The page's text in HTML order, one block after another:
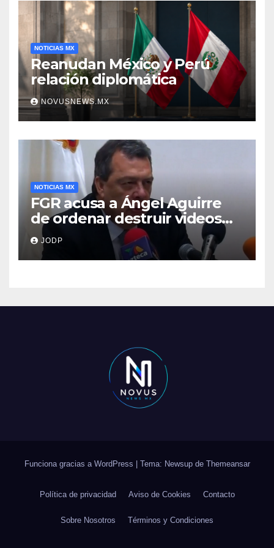
NOTICIAS MX
Reanudan México y Perú
relación diplomática
NOVUSNEWS.MX
NOTICIAS MX
FGR acusa a Ángel Aguirre
de ordenar destruir videos
clave del caso Ayotzinapa
JODP
Funciona gracias a WordPress Tema: Newsup de Themeansar
Política de privacidad Aviso de Cookies Contacto
Sobre Nosotros Términos y Condiciones